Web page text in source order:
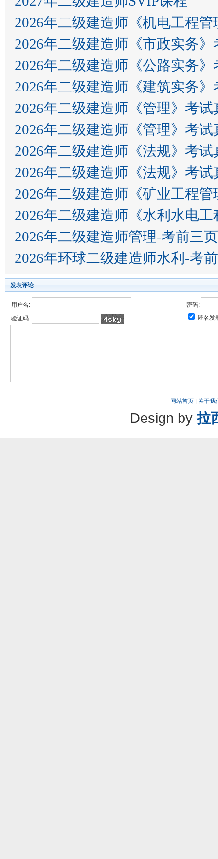
2026年二级建造师《机电工程
2026年二级建造师《市政实务
2026年二级建造师《公路实务
2026年二级建造师《建筑实务
2026年二级建造师《管理》考
2026年二级建造师《管理》考
2026年二级建造师《法规》考
2026年二级建造师《法规》考
2026年二级建造师《矿业工程
2026年二级建造师《水利水电
2026年二级建造师管理-考前三
2026年环球二级建造师水利-考
发表评论
用户名:
密码:
验证码:
匿名发
网站首页| 关于我
Design by拉